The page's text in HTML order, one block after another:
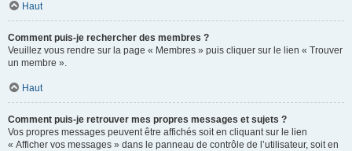
Haut
Comment puis-je rechercher des membres ?
Veuillez vous rendre sur la page « Membres » puis cliquer sur le lien « Trouver
un membre ».
Haut
Comment puis-je retrouver mes propres messages et sujets ?
Vos propres messages peuvent être affichés soit en cliquant sur le lien
« Afficher vos messages » dans le panneau de contrôle de l’utilisateur, soit en